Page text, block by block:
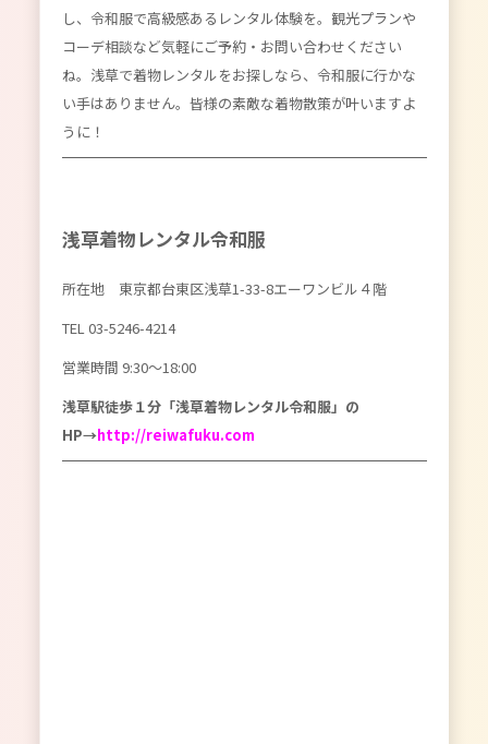
し、令和服で高級感あるレンタル体験を。観光プランや
コーデ相談など気軽にご予約・お問い合わせください
ね。浅草で着物レンタルをお探しなら、令和服に行かな
い手はありません。皆様の素敵な着物散策が叶いますよ
うに！
浅草着物レンタル令和服
所在地 東京都台東区浅草1-33-8エーワンビル４階
TEL 03-5246-4214
営業時間 9:30〜18:00
浅草駅徒歩１分「浅草着物レンタル令和服」の
HP→http://reiwafuku.com